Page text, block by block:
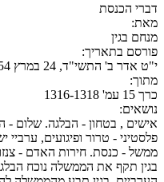
דברי הכנסת
מאת:
מנחם בגין
פורסם בתאריך:
י"ט אדר ב' התשי"ד, 24 במרץ 1954
מתוך:
כרך 15 עמ' 1316-1318
נושאים:
אישים , בטחון - הבלגה. שלום -
פלסטיני - טרור ופיגועים,
ממשל - כנסת. חירות האדם -
בגין תקף את הממשלה נוכח